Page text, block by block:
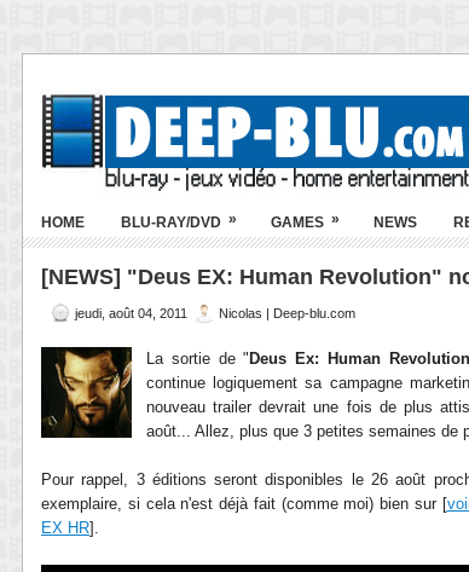
HOME BLU-RAY/DVD » GAMES » NEWS
[NEWS] "Deus EX: Human Revolution"
jeudi, août 04, 2011 Nicolas | Deep-blu.com
La sortie de " Deus Ex: Human Revolution
continue logiquement sa campagne
nouveau trailer devrait une fois de plus
août... Allez, plus que 3 petites semaines de
Pour rappel, 3 éditions seront disponibles le 26 août
exemplaire, si cela n'est déjà fait (comme moi) bien sur [
EX HR].